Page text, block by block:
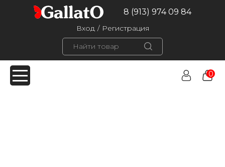
8 (913) 974 09 84
Вход / Регистрация
0